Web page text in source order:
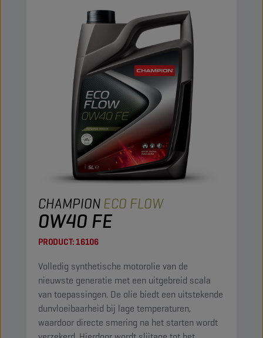
CHAMPIONECO FLOW
0W40 FE
PRODUCT:16106
Volledig synthetische motorolie van de
nieuwste generatie met een uitgebreid scala
van toepassingen. De olie biedt een uitstekende
dunvloeibaarheid bij lage temperaturen,
waardoor directe smering na het starten wordt